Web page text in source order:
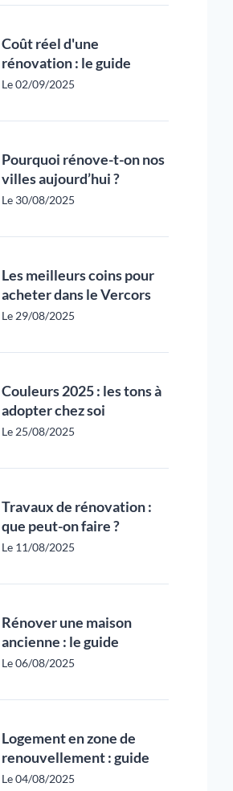
Coût réel d'une
rénovation : le guide
Le 02/09/2025
Pourquoi rénove-t-on nos
villes aujourd’hui ?
Le 30/08/2025
Les meilleurs coins pour
acheter dans le Vercors
Le 29/08/2025
Couleurs 2025 : les tons à
adopter chez soi
Le 25/08/2025
Travaux de rénovation :
que peut-on faire ?
Le 11/08/2025
Rénover une maison
ancienne : le guide
Le 06/08/2025
Logement en zone de
renouvellement : guide
Le 04/08/2025